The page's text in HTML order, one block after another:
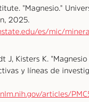
"Magnesio."
2025.
es/mic/
J, Kisters K.
y líneas de
articles/